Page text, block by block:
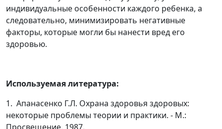
индивидуальные особенности каждого ребенка, а
следовательно, минимизировать негативные
факторы, которые могли бы нанести вред его
здоровью.
Используемая литература:
1. Апанасенко Г.Л. Охрана здоровья здоровых:
некоторые проблемы теории и практики. - М.: